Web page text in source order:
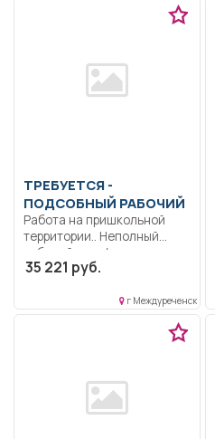
ТРЕБУЕТСЯ -
ПОДСОБНЫЙ РАБОЧИЙ
Работа на пришкольной
территории.. Неполный
рабочий день/неполная
рабочая неделя..
35 221 руб.
г Междуреченск